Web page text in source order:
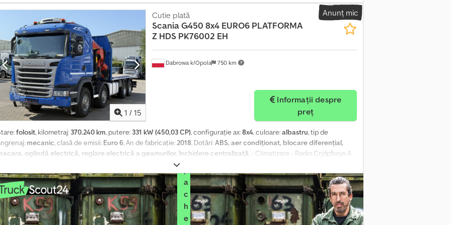
autoturisme pentru clienții noștri.
Anunț mic
1 / 15
Dabrowa k/Opola 750 km
Cutie plată
ScaniaG450 8x4 EURO6 PLATFORMA
Z HDS PK76002 EH
preț
folosit, kilometraj: 370.240 km, putere: 331 kW (450,03 CP), configurație ax:8x4, culoare:albastru, tip de
mecanic, clasă de emisii: Euro 6, An de fabricație:2018, Dotări:ABS, aer condiționat, blocare diferențial,
oglindă electrică, reglare electrică a geamurilor, închidere centralizată, - Climatizare - Radio Crjdpfxoyx A
l
u
n
ă
S
a
ț
i
a
c
h
e